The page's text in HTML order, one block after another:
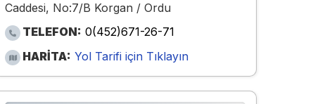
Caddesi, No:7/B Korgan / Ordu
TELEFON: 0(452)671-26-71
HARİTA: Yol Tarifi için Tıklayın